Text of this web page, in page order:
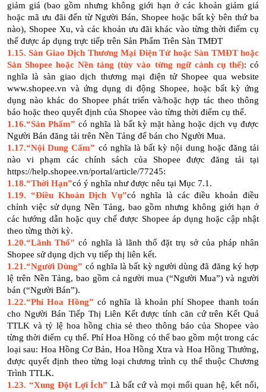
giảm giá (bao gồm nhưng không giới hạn ở các khoản giảm giá
hoặc mã ưu đãi đến từ Người Bán, Shopee hoặc bất kỳ bên thứ ba
nào), Shopee Xu, và các khoản ưu đãi khác vào từng thời điểm cụ
thể được áp dụng trực tiếp trên Sản Phẩm Trên Sàn TMĐT
1.15. Sàn Giao Dịch Thương Mại Điện Tử hoặc Sàn TMĐT hoặc
Sàn Shopee hoặc Nền tảng (tùy vào từng ngữ cảnh cụ thể): có
nghĩa là sàn giao dịch thương mại điện tử Shopee qua website
www.shopee.vn và ứng dụng di động Shopee, hoặc bất kỳ ứng
dụng nào khác do Shopee phát triển và/hoặc hợp tác theo thông
báo hoặc theo quyết định của Shopee vào từng thời điểm cụ thể.
1.16.“Sản Phẩm” có nghĩa là bất kỳ mặt hàng hoặc dịch vụ được
Người Bán đăng tải trên Nền Tảng để bán cho Người Mua.
1.17.“Nội Dung Cấm” có nghĩa là bất kỳ nội dung hoặc đăng tải
nào vi phạm các chính sách của Shopee được đăng tải tại
https://help.shopee.vn/portal/article/77245:
1.18.“Thời Hạn”có ý nghĩa như được nêu tại Mục 7.1.
1.19. “Điều Khoản Dịch Vụ”có nghĩa là các điều khoản điều
chỉnh việc sử dụng Nền Tảng, bao gồm nhưng không giới hạn ở
các hướng dẫn hoặc quy chế được Shopee áp dụng hoặc cập nhật
theo từng thời kỳ.
1.20.“Lãnh Thổ"có nghĩa là lãnh thổ đặt trụ sở của pháp nhân
Shopee sử dụng dịch vụ tiếp thị liên kết.
1.21.“Người Dùng” có nghĩa là bất kỳ người dùng đã đăng ký hợp
lệ trên Nền Tảng, bao gồm cả người mua (“Người Mua”) và người
bán (“Người Bán”).
1.22.“Phí Hoa Hồng” có nghĩa là khoản phí Shopee thanh toán
cho Người Bán Tiếp Thị Liên Kết được tính căn cứ trên Kết Quả
TTLK và tỷ lệ hoa hồng chia sẻ theo thông báo của Shopee vào
từng thời điểm cụ thể. Phí Hoa Hồng có thể bao gồm một trong các
loại sau: Hoa Hồng Cơ Bản, Hoa Hồng Xtra và Hoa Hồng Thưởng,
được quyết định theo từng loại chương trình cụ thể thuộc Chương
Trình TTLK.
1.23. “Xung Đột Lợi Ích” Là bất cứ và mọi mối quan hệ, kết nối,